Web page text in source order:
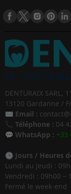
DENTURAIX SARL,
13120 Gardanne /
✉️ Email :
Téléphone : 04
💬 WhatsApp : +33
🕒 Jours / Heures
Lundi au Jeudi :
Vendredi : 09h00 –
Fermé le week-end